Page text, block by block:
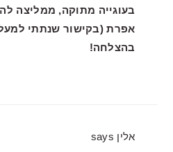
בעוגייה מתוקה, ממליצה
אפרת (בקישור שנתתי
בהצלחה!
אלין says